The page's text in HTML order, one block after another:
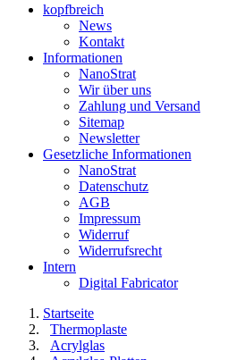
kopfbreich
News
Kontakt
Informationen
NanoStrat
Wir über uns
Zahlung und Versand
Sitemap
Newsletter
Gesetzliche Informationen
NanoStrat
Datenschutz
AGB
Impressum
Widerruf
Widerrufsrecht
Intern
Digital Fabricator
Startseite
Thermoplaste
Acrylglas